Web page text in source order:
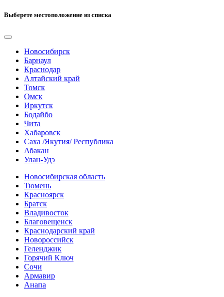
Выберете местоположение из списка
Новосибирск
Барнаул
Краснодар
Алтайский край
Томск
Омск
Иркутск
Бодайбо
Чита
Хабаровск
Саха /Якутия/ Республика
Абакан
Улан-Удэ
Новосибирская область
Тюмень
Красноярск
Братск
Владивосток
Благовещенск
Краснодарский край
Новороссийск
Геленджик
Горячий Ключ
Сочи
Армавир
Анапа